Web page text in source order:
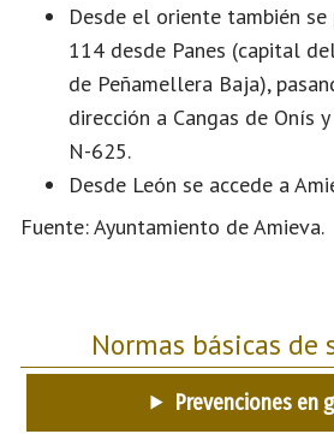
Desde el oriente también
114 desde Panes (capital
de Peñamellera Baja),
dirección a Cangas de Onís
N-625.
Desde León se accede a
Fuente: Ayuntamiento de Amieva.
Normas básicas de
Prevenciones en